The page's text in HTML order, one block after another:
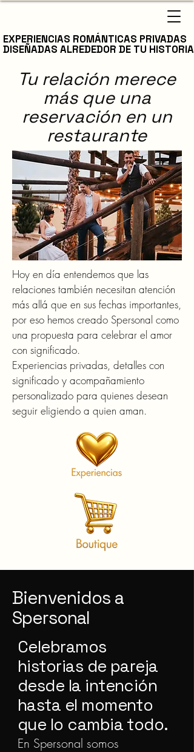
EXPERIENCIAS ROMÁNTICAS PRIVADAS
DISEÑADAS ALREDEDOR DE TU HISTORIA
EXPERIENCIAS ROMÁNTICAS PRIVADAS
DISEÑADAS ALREDEDOR DE TU HISTORIA
Tu relación merece
más que una
reservación en un
restaurante
Hoy en día entendemos que las
relaciones también necesitan atención
más allá que en sus fechas importantes,
por eso hemos creado Spersonal como
una propuesta para celebrar el amor
con significado.
Experiencias privadas, detalles con
significado y acompañamiento
personalizado para quienes desean
seguir eligiendo a quien aman.
Bienvenidos a
Spersonal
Celebramos
historias de pareja
desde la intención
hasta el momento
que lo cambia todo.
En Spersonal somos